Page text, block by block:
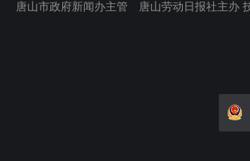
唐山市政府新闻办主管 唐山劳动日报社主办